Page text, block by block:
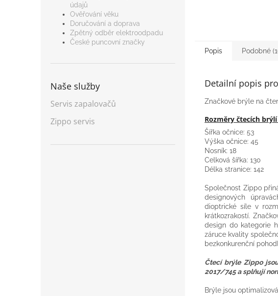
údajů
Ověřování věku
Doručování a doprava
Zpětný odběr elektroodpadu
České puncovní značky
Naše služby
Servis zapalovačů
Zippo servis
Popis Podobné
Detailní popis
Značkové brýle na
Rozměry čtecích
Šířka očnice: 53
Výška očnice: 45
Nosník: 18
Celková šířka: 130
Délka stranice: 142
Společnost Zippo
designových
dioptrické síle v
krátkozrakostí.
design do kategorie
záruce kvality
bezkonkurenční
Čtecí brýle Zippo
2017/745 a splňují
Brýle jsou